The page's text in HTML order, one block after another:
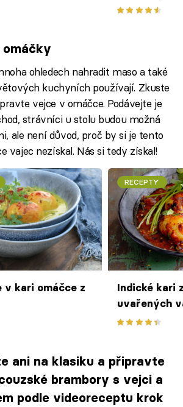
od babičky
jako hlavní
omáčky
ohledech nahradit maso a také
kuchyních používají. Zkuste
vejce v omáčce. Podávejte je
strávníci u stolu budou možná
ale není důvod, proč by si je tento
vajec nezískal. Nás si tedy získal!
v kari omáčce z
RECEPTY
Indické kari
uvařených
ani na klasiku a připravte
brambory s vejci a
podle videoreceptu krok